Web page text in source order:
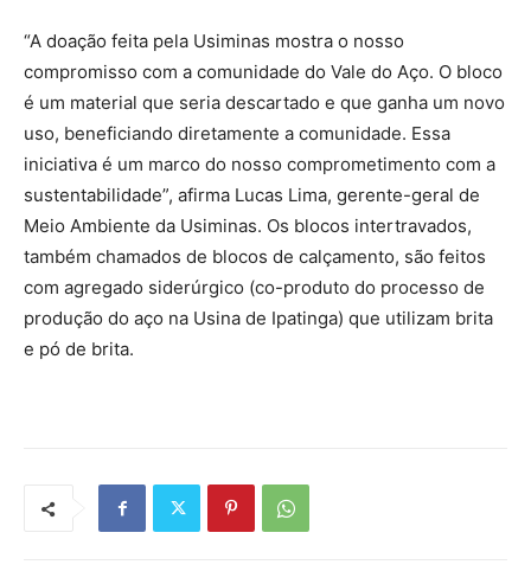
“A doação feita pela Usiminas mostra o nosso
compromisso com a comunidade do Vale do Aço. O bloco
é um material que seria descartado e que ganha um novo
uso, beneficiando diretamente a comunidade. Essa
iniciativa é um marco do nosso comprometimento com a
sustentabilidade”, afirma Lucas Lima, gerente-geral de
Meio Ambiente da Usiminas. Os blocos intertravados,
também chamados de blocos de calçamento, são feitos
com agregado siderúrgico (co-produto do processo de
produção do aço na Usina de Ipatinga) que utilizam brita
e pó de brita.